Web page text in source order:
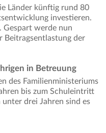
Länder künftig rund 80
investieren.
Gespart werde nun
Beitragsentlastung der
in Betreuung
des Familienministeriums
bis zum Schuleintritt
drei Jahren sind es